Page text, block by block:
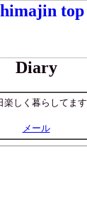
Diary
楽しく暮らしてます
メール